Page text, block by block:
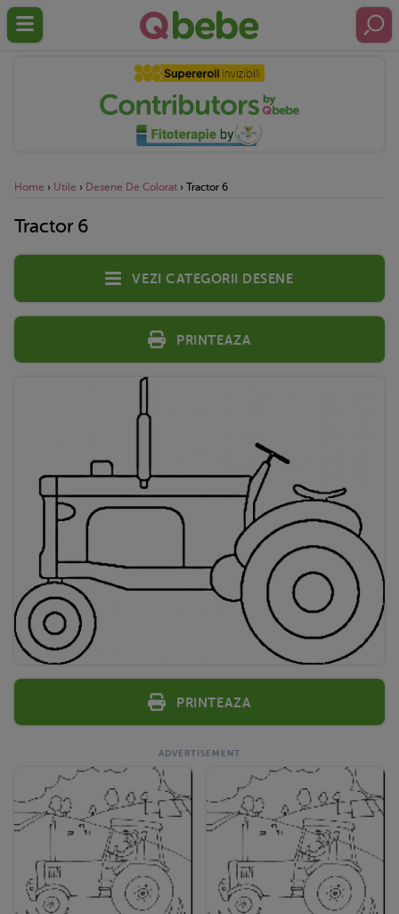
Home › Utile › Desene De Colorat › Tractor 6
Tractor 6
Vezi categorii desene
Printeaza
Printeaza